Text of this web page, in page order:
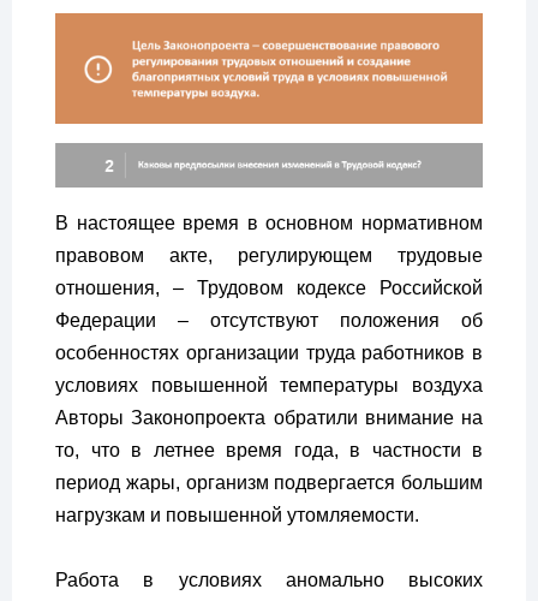
В настоящее время в основном нормативном
правовом акте, регулирующем трудовые
отношения, – Трудовом кодексе Российской
Федерации – отсутствуют положения об
особенностях организации труда работников в
условиях повышенной температуры воздуха
Авторы Законопроекта обратили внимание на
то, что в летнее время года, в частности в
период жары, организм подвергается большим
нагрузкам и повышенной утомляемости.
Работа в условиях аномально высоких